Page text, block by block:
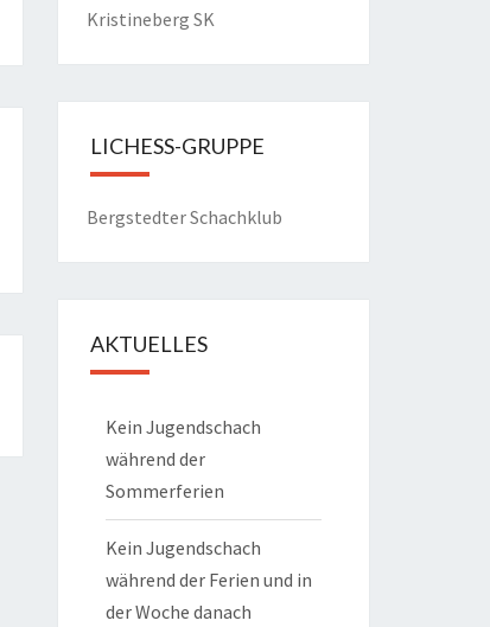
Kristineberg SK
LICHESS-GRUPPE
Bergstedter Schachklub
AKTUELLES
Kein Jugendschach
während der
Sommerferien
Kein Jugendschach
während der Ferien und in
der Woche danach